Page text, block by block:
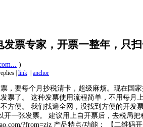
发票专家，开票一整年，只
)
link anchor
，要每个月抄税清卡，超级麻烦。现在国
票了。 这种发票使用流程简单，不用每
方便。 我们找遍全网，没找到方便的开发
开一张发票。 建议用上自开票后，去税局
?from=zjz 产品特点/功能： 【二维码